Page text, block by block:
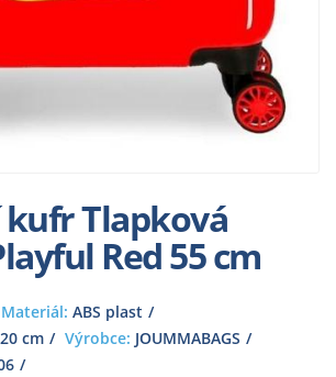
Tlapková
Red 55 cm
Materiál: ABS plast
cm Výrobce: JOUMMABAGS